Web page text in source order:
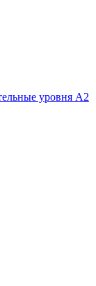
уровня A2